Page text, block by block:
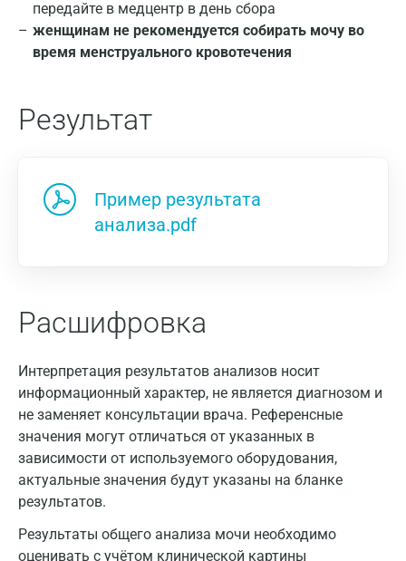
передайте в медцентр в день сбора
женщинам не рекомендуется собирать мочу во
время менструального кровотечения
Результат
Пример результата
анализа.pdf
Расшифровка
Интерпретация результатов анализов носит
информационный характер, не является диагнозом и
не заменяет консультации врача. Референсные
значения могут отличаться от указанных в
зависимости от используемого оборудования,
актуальные значения будут указаны на бланке
результатов.
Результаты общего анализа мочи необходимо
оценивать с учётом клинической картины
Санкт-Петербург
Нижний Новгород
Апрелевка
Армавир
Астрахань
Балашиха
Брянск
Великий Новгород